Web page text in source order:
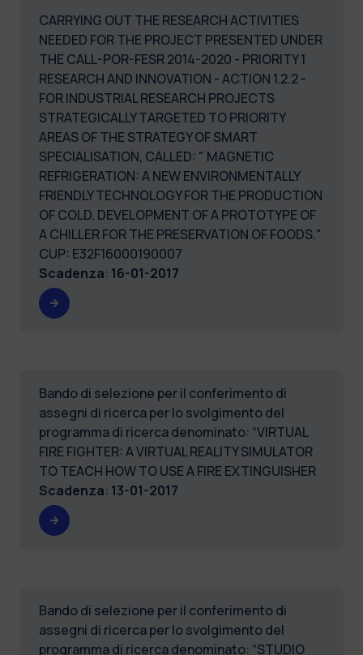
CARRYING OUT THE RESEARCH ACTIVITIES
NEEDED FOR THE PROJECT PRESENTED UNDER
THE CALL-POR-FESR 2014-2020 - PRIORITY 1
RESEARCH AND INNOVATION - ACTION 1.2.2 -
FOR INDUSTRIAL RESEARCH PROJECTS
STRATEGICALLY TARGETED TO PRIORITY
AREAS OF THE STRATEGY OF SMART
SPECIALISATION, CALLED: " MAGNETIC
REFRIGERATION: A NEW ENVIRONMENTALLY
FRIENDLY TECHNOLOGY FOR THE PRODUCTION
OF COLD. DEVELOPMENT OF A PROTOTYPE OF
A CHILLER FOR THE PRESERVATION OF FOODS."
CUP: E32F16000190007
Scadenza: 16-01-2017
Bando di selezione per il conferimento di
assegni di ricerca per lo svolgimento del
programma di ricerca denominato: “VIRTUAL
FIRE FIGHTER: A VIRTUAL REALITY SIMULATOR
TO TEACH HOW TO USE A FIRE EXTINGUISHER
Scadenza: 13-01-2017
Bando di selezione per il conferimento di
assegni di ricerca per lo svolgimento del
programma di ricerca denominato: “STUDIO